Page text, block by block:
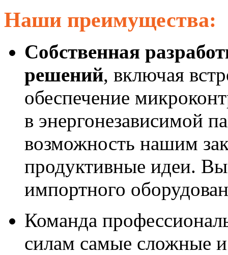
Наши преимущества:
Собственная
решений, включая
обеспечение
в энергонезависимой
возможность нашим
продуктивные идеи.
импортного
Команда
силам самые сложные